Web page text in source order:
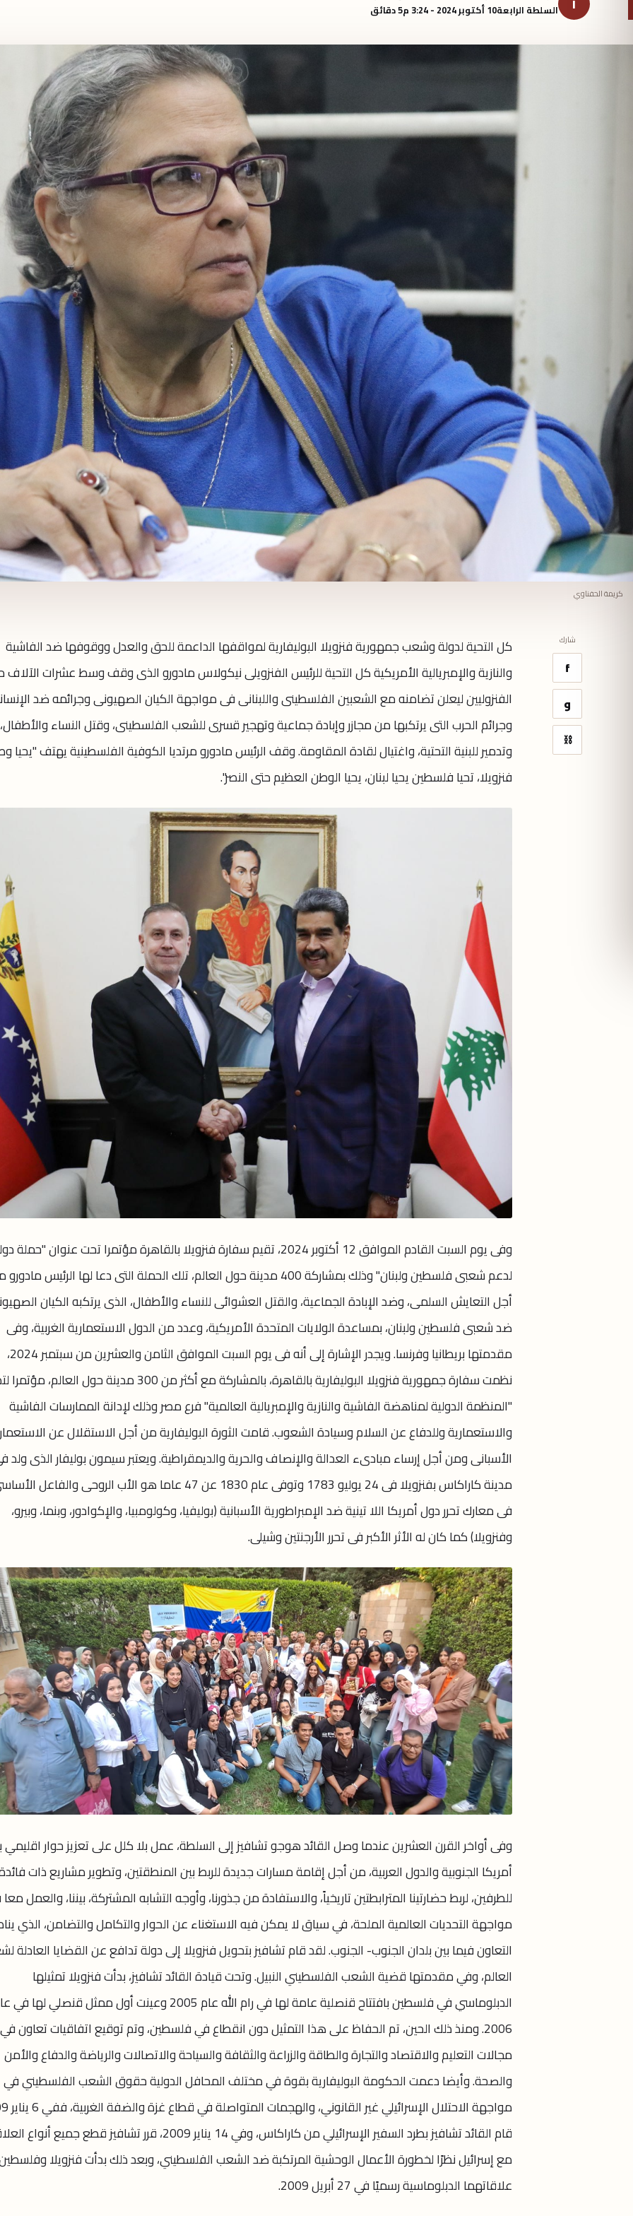
السلطة الرابعة10 أكتوبر 2024 - 3:24 م 5 دقائق
كريمة الحفناوي
شارك
f
و
⛓
كل التحية لدولة وشعب جمهورية فنزويلا البوليفارية لمواقفها الداعمة للحق والعدل ووقوفها ضد الفاشية
والنازية والإمبريالية الأمريكية كل التحية للرئيس الفنزويلى نيكولاس مادورو الذى وقف وسط عشرات
الفنزوليين ليعلن تضامنه مع الشعبين الفلسطينى واللبنانى فى مواجهة الكيان الصهيونى وجرائمه ضد
وجرائم الحرب التى يرتكبها من مجازر وإبادة جماعية وتهجير قسرى للشعب الفلسطينى، وقتل النساء والأطفال،
وتدمير للبنية التحتية، واغتيال لقادة المقاومة. وقف الرئيس مادورو مرتديا الكوفية الفلسطينية يهتف "يحيا
فنزويلا، تحيا فلسطين يحيا لبنان، يحيا الوطن العظيم حتى النصر".
وفى يوم السبت القادم الموافق 12 أكتوبر 2024، تقيم سفارة فنزويلا بالقاهرة مؤتمرا تحت عنوان "حملة
لدعم شعبى فلسطين ولبنان" وذلك بمشاركة 400 مدينة حول العالم، تلك الحملة التى دعا لها الرئيس
أجل التعايش السلمى، وضد الإبادة الجماعية، والقتل العشوائى للنساء والأطفال، الذى يرتكبه الكيان
ضد شعبى فلسطين ولبنان، بمساعدة الولايات المتحدة الأمريكية، وعدد من الدول الاستعمارية الغربية، وفى
مقدمتها بريطانيا وفرنسا. ويجدر الإشارة إلى أنه فى يوم السبت الموافق الثامن والعشرين من سبتمبر 2024،
نظمت سفارة جمهورية فنزويلا البوليفارية بالقاهرة، بالمشاركة مع أكثر من 300 مدينة حول
"المنظمة الدولية لمناهضة الفاشية والنازية والإمبريالية العالمية" فرع مصر وذلك لإدانة الممارسات الفاشية
والاستعمارية وللدفاع عن السلام وسيادة الشعوب. قامت الثورة البوليفارية من أجل الاستقلال عن الاستعمار
الأسبانى ومن أجل إرساء مبادىء العدالة والإنصاف والحرية والديمقراطية. ويعتبر سيمون بوليفار الذى ولد
مدينة كاراكاس بفنزويلا فى 24 يوليو 1783 وتوفى عام 1830 عن 47 عاما هو الأب الروحى والفاعل
فى معارك تحرر دول أمريكا اللا تينية ضد الإمبراطورية الأسبانية (بوليفيا، وكولومبيا، والإكوادور، وبنما، وبيرو،
وفنزويلا) كما كان له الأثر الأكبر فى تحرر الأرجنتين وشيلى.
وفى أواخر القرن العشرين عندما وصل القائد هوجو تشافيز إلى السلطة، عمل بلا كلل على تعزيز حوار اقليمي
أمريكا الجنوبية والدول العربية، من أجل إقامة مسارات جديدة للربط بين المنطقتين، وتطوير مشاريع ذات
للطرفين، لربط حضارتينا المترابطتين تاريخياً، والاستفادة من جذورنا، وأوجه التشابه المشتركة، بيننا، والعمل
مواجهة التحديات العالمية الملحة، في سياق لا يمكن فيه الاستغناء عن الحوار والتكامل والتضامن، الذي
التعاون فيما بين بلدان الجنوب- الجنوب. لقد قام تشافيز بتحويل فنزويلا إلى دولة تدافع عن القضايا العادلة
العالم، وفي مقدمتها قضية الشعب الفلسطيني النبيل. وتحت قيادة القائد تشافيز، بدأت فنزويلا تمثيلها
الدبلوماسي في فلسطين بافتتاح قنصلية عامة لها في رام الله عام 2005 وعينت أول ممثل قنصلي لها
2006. ومنذ ذلك الحين، تم الحفاظ على هذا التمثيل دون انقطاع في فلسطين، وتم توقيع اتفاقيات تعاون في
مجالات التعليم والاقتصاد والتجارة والطاقة والزراعة والثقافة والسياحة والاتصالات والرياضة والدفاع والأمن
والصحة. وأيضا دعمت الحكومة البوليفارية بقوة في مختلف المحافل الدولية حقوق الشعب الفلسطيني في
قام القائد تشافيز بطرد السفير الإسرائيلي من كاراكاس، وفي 14 يناير 2009، قرر تشافيز قطع جميع
مع إسرائيل نظرًا لخطورة الأعمال الوحشية المرتكبة ضد الشعب الفلسطيني، وبعد ذلك بدأت فنزويلا
علاقاتهما الدبلوماسية رسميًا في 27 أبريل 2009.